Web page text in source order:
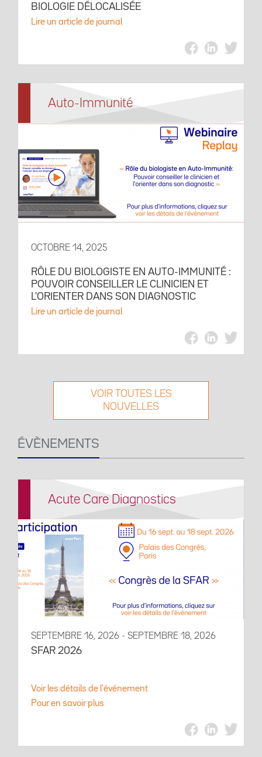
BIOLOGIE DÉLOCALISÉE
Lire un article de journal
Auto-Immunité
OCTOBRE 14, 2025
RÔLE DU BIOLOGISTE EN AUTO-IMMUNITÉ :
POUVOIR CONSEILLER LE CLINICIEN ET
L'ORIENTER DANS SON DIAGNOSTIC
Lire un article de journal
VOIR TOUTES LES
NOUVELLES
ÉVÈNEMENTS
Acute Care Diagnostics
SEPTEMBRE 16, 2026 - SEPTEMBRE 18, 2026
SFAR 2026
Voir les détails de l'événement
Pour en savoir plus